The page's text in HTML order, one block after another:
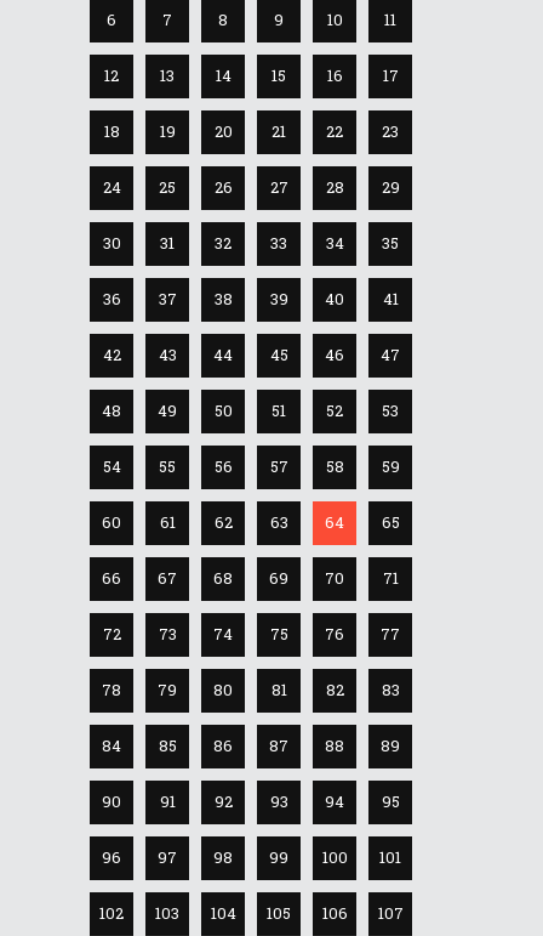
6 7 8 9 10 11
12 13 14 15 16 17
18 19 20 21 22 23
24 25 26 27 28 29
30 31 32 33 34 35
36 37 38 39 40 41
42 43 44 45 46 47
48 49 50 51 52 53
54 55 56 57 58 59
60 61 62 63 64 65
66 67 68 69 70 71
72 73 74 75 76 77
78 79 80 81 82 83
84 85 86 87 88 89
90 91 92 93 94 95
96 97 98 99 100 101
102 103 104 105 106 107